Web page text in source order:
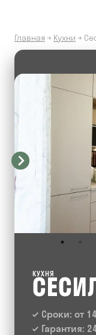
Главная→ Кухни →
КУХНЯ
Сроки: от
Гарантия: